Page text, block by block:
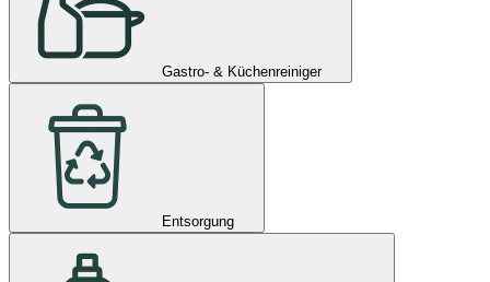
Gastro- & Küchenreiniger
Entsorgung